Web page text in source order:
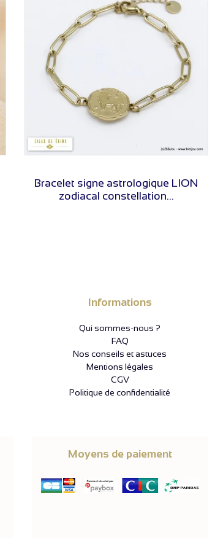
Bracelet signe astrologique LION
zodiacal constellation...
Informations
Qui sommes-nous ?
FAQ
Nos conseils et astuces
Mentions légales
CGV
Politique de confidentialité
Moyens de paiement